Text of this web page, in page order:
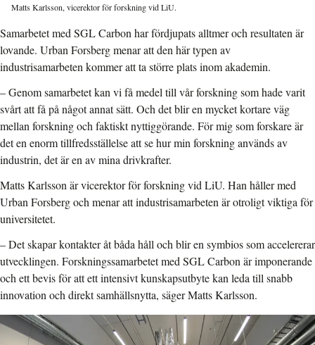
Matts Karlsson, vicerektor för forskning vid LiU.
Samarbetet med SGL Carbon har fördjupats alltmer och resultaten är
lovande. Urban Forsberg menar att den här typen av
industrisamarbeten kommer att ta större plats inom akademin.
– Genom samarbetet kan vi få medel till vår forskning som hade varit
svårt att få på något annat sätt. Och det blir en mycket kortare väg
mellan forskning och faktiskt nyttiggörande. För mig som forskare är
det en enorm tillfredsställelse att se hur min forskning används av
industrin, det är en av mina drivkrafter.
Matts Karlsson är vicerektor för forskning vid LiU. Han håller med
Urban Forsberg och menar att industrisamarbeten är otroligt viktiga för
universitetet.
– Det skapar kontakter åt båda håll och blir en symbios som accelererar
utvecklingen. Forskningssamarbetet med SGL Carbon är imponerande
och ett bevis för att ett intensivt kunskapsutbyte kan leda till snabb
innovation och direkt samhällsnytta, säger Matts Karlsson.